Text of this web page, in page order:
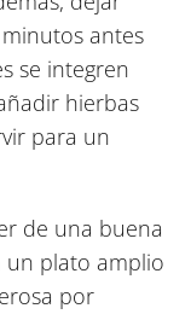
antes
se integren
hierbas
para un
de una buena
un plato amplio
por